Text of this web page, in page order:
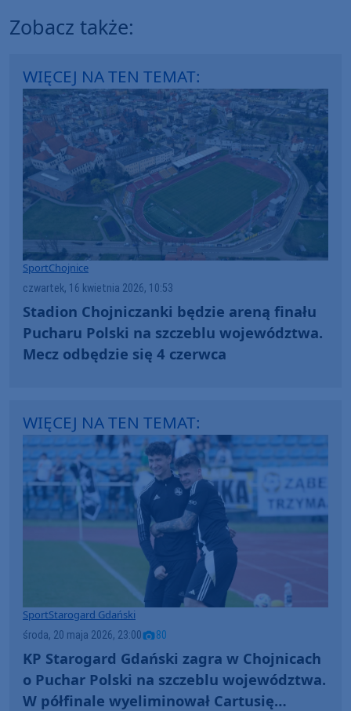
Zobacz także:
WIĘCEJ NA TEN TEMAT:
SportChojnice
czwartek, 16 kwietnia 2026, 10:53
Stadion Chojniczanki będzie areną finału
Pucharu Polski na szczeblu województwa.
Mecz odbędzie się 4 czerwca
WIĘCEJ NA TEN TEMAT:
SportStarogard Gdański
środa, 20 maja 2026, 23:00 80
KP Starogard Gdański zagra w Chojnicach
o Puchar Polski na szczeblu województwa.
W półfinale wyeliminował Cartusię